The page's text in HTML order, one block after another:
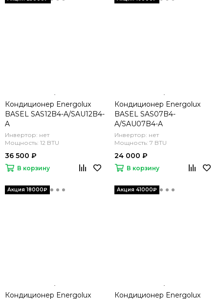
Кондиционер Energolux
BASEL SAS12B4-A/SAU12B4-
A
Инвертор: нет
Мощность: 12 BTU
36 500 ₽
В корзину
Кондиционер Energolux
BASEL SAS07B4-
A/SAU07B4-A
Инвертор: нет
Мощность: 7 BTU
24 000 ₽
В корзину
Кондиционер Energolux
Кондиционер Energolux